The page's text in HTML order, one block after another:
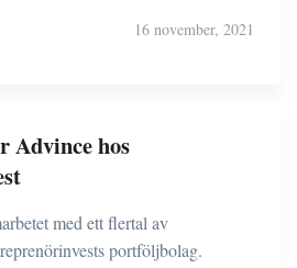
16 november, 2021
Advince hos
med ett flertal av
portföljbolag.